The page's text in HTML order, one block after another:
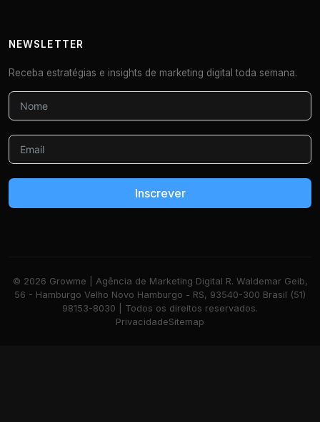
NEWSLETTER
Receba estratégias e insights de marketing digital toda semana.
Inscrever
© 2026 Growme | Agência de Marketing Digital R. Waldemar Geib,
56 - Hamburgo Velho Novo Hamburgo - RS, 93540-300 Brasil (51)
98153-8030 | Todos os direitos reservados.
PrivacidadeSitemap